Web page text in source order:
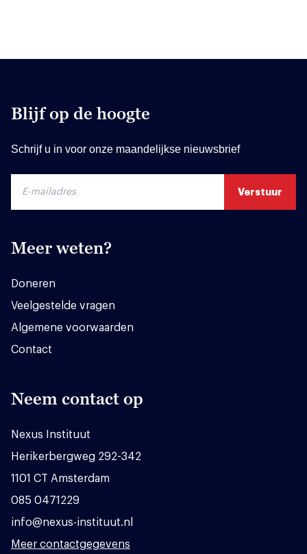
Blijf op de hoogte
Schrijf u in voor onze maandelijkse nieuwsbrief
Meer weten?
Doneren
Veelgestelde vragen
Algemene voorwaarden
Contact
Neem contact op
Nexus Instituut
Herikerbergweg 292-342
1101 CT Amsterdam
085 0471229
info@nexus-instituut.nl
Meer contactgegevens